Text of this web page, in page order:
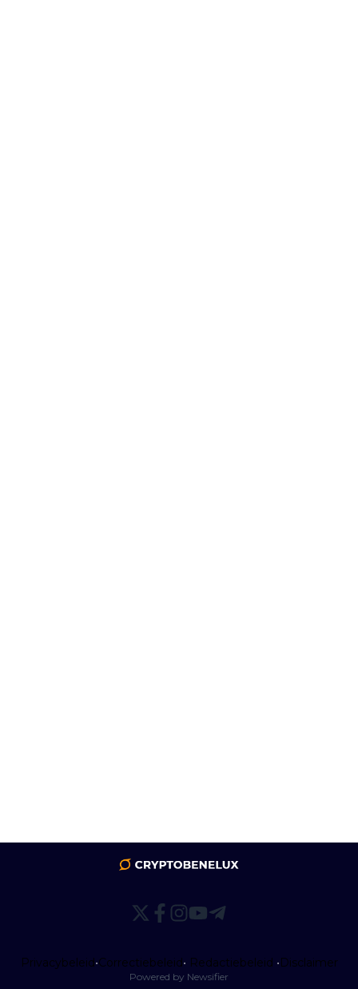
Privacybeleid•Correctiebeleid• Redactiebeleid •Disclaimer
Powered by Newsifier